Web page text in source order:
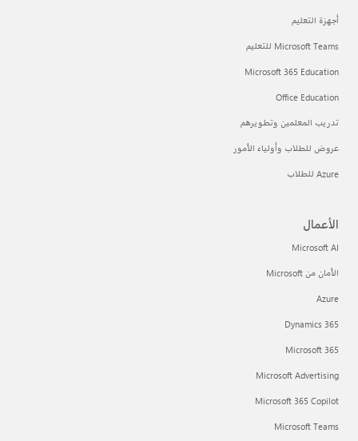
أجهزة التعليم
Microsoft Teams للتعليم
Microsoft 365 Education
Office Education
تدريب المعلمين وتطويرهم
عروض للطلاب وأولياء الأمور
Azure للطلاب
الأعمال
Microsoft AI
الأمان من Microsoft
Azure
Dynamics 365
Microsoft 365
Microsoft Advertising
Microsoft 365 Copilot
Microsoft Teams